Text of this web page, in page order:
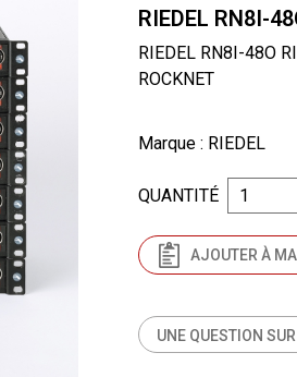
RIEDEL RN8I-
RIEDEL RN8I-48O
ROCKNET
Marque : RIEDEL
UNE QUESTION
QUANTITÉ
AJOUTER À